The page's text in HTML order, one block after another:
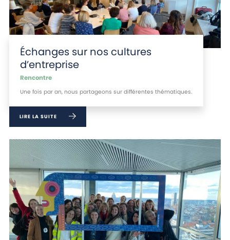
Échanges sur nos cultures
d’entreprise
Rencontre
Une fois par an, nous partageons sur différentes thématiques.
LIRE LA SUITE